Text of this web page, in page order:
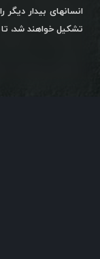
انسانهای بیدار
تشکیل خواهند شد، تا